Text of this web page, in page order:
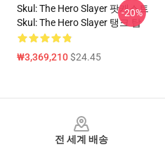
Skul: The Hero Slayer 팟캐스트
Skul: The Hero Slayer 탱크 탑
₩3,369,210$24.45
-20%
전 세계 배송